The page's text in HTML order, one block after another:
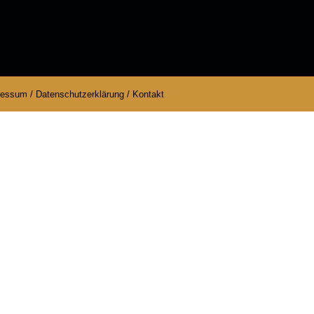
/ Datenschutzerklärung / Kontakt